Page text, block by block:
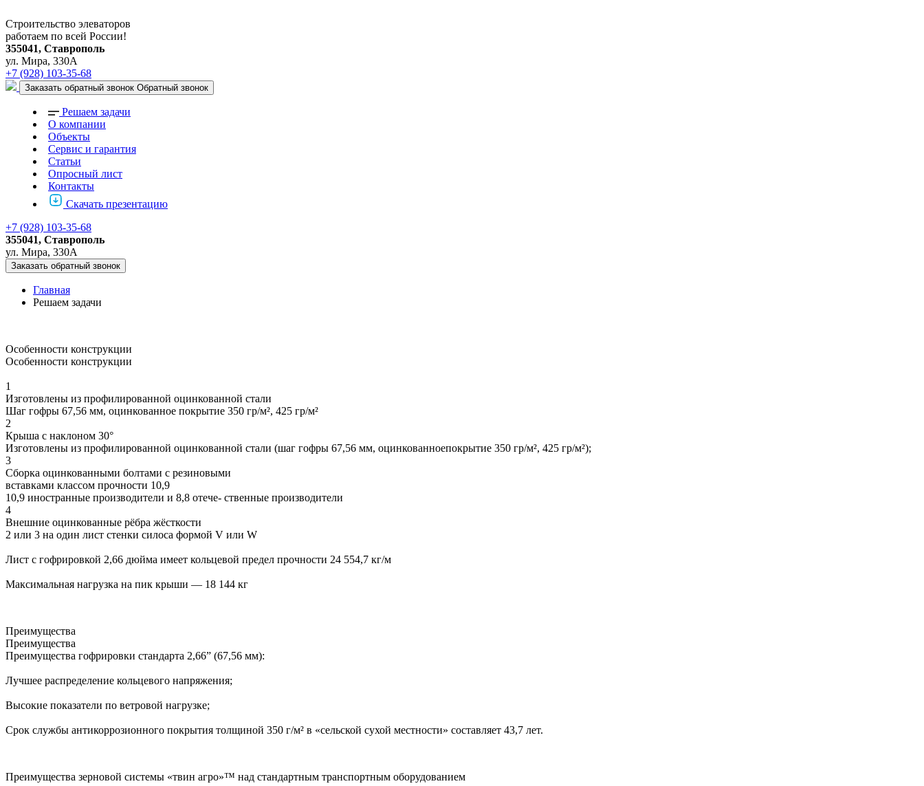
Строительство элеваторов
работаем по всей России!
355041, Ставрополь
ул. Мира, 330А
+7 (928) 103-35-68
Заказать обратный звонок Обратный звонок
Решаем задачи
О компании
Объекты
Сервис и гарантия
Статьи
Опросный лист
Контакты
Скачать презентацию
+7 (928) 103-35-68
355041, Ставрополь
ул. Мира, 330А
Заказать обратный звонок
Главная
Решаем задачи
Особенности конструкции
Особенности конструкции
1
Изготовлены из профилированной оцинкованной стали
Шаг гофры 67,56 мм, оцинкованное покрытие 350 гр/м², 425 гр/м²
2
Крыша с наклоном 30°
Изготовлены из профилированной оцинкованной стали (шаг гофры 67,56 мм, оцинкованноепокрытие 350 гр/м², 425 гр/м²);
3
Сборка оцинкованными болтами с резиновыми
вставками классом прочности 10,9
10,9 иностранные производители и 8,8 отече- ственные производители
4
Внешние оцинкованные рёбра жёсткости
2 или 3 на один лист стенки силоса формой V или W
Лист с гофрировкой 2,66 дюйма имеет кольцевой предел прочности 24 554,7 кг/м
Максимальная нагрузка на пик крыши — 18 144 кг
Преимущества
Преимущества
Преимущества гофрировки стандарта 2,66” (67,56 мм):
Лучшее распределение кольцевого напряжения;
Высокие показатели по ветровой нагрузке;
Срок службы антикоррозионного покрытия толщиной 350 г/м² в «сельской сухой местности» составляет 43,7 лет.
Преимущества зерновой системы «твин агро»™ над стандартным транспортным оборудованием